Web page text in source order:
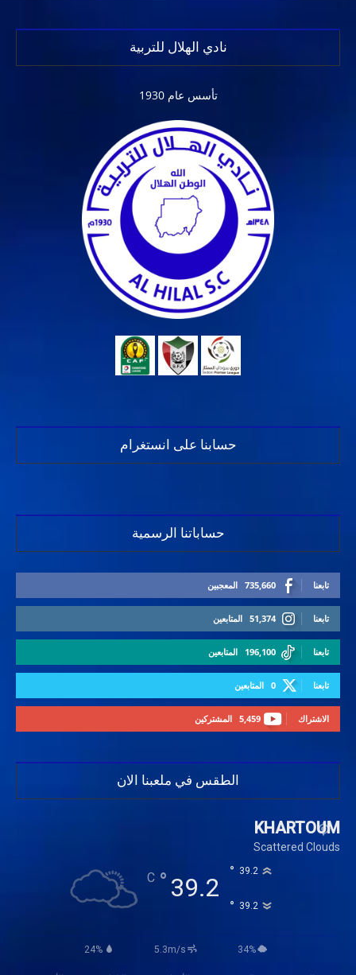
نادي الهلال للتربية
تأسس عام 1930
حسابنا على انستغرام
حساباتنا الرسمية
735,660 المعجبين تابعنا
51,374 المتابعين تابعنا
196,100 المتابعين تابعنا
0 المتابعين تابعنا
5,459 المشتركين الاشتراك
الطقس في ملعبنا الان
KHARTOUM
Scattered Clouds
39.2
°
C 39.2
°
39.2
°
24% 5.3m/s 34%